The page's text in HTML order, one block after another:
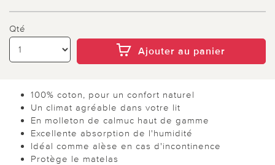
Qté
Ajouter au panier
100% coton, pour un confort naturel
Un climat agréable dans votre lit
En molleton de calmuc haut de gamme
Excellente absorption de l'humidité
Idéal comme alèse en cas d'incontinence
Protège le matelas